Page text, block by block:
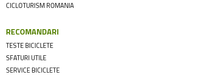
CICLOTURISM ROMANIA
RECOMANDARI
TESTE BICICLETE
SFATURI UTILE
SERVICE BICICLETE